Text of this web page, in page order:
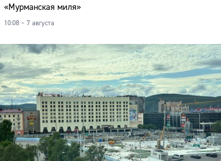
«Мурманская миля»
10:08 – 7 августа